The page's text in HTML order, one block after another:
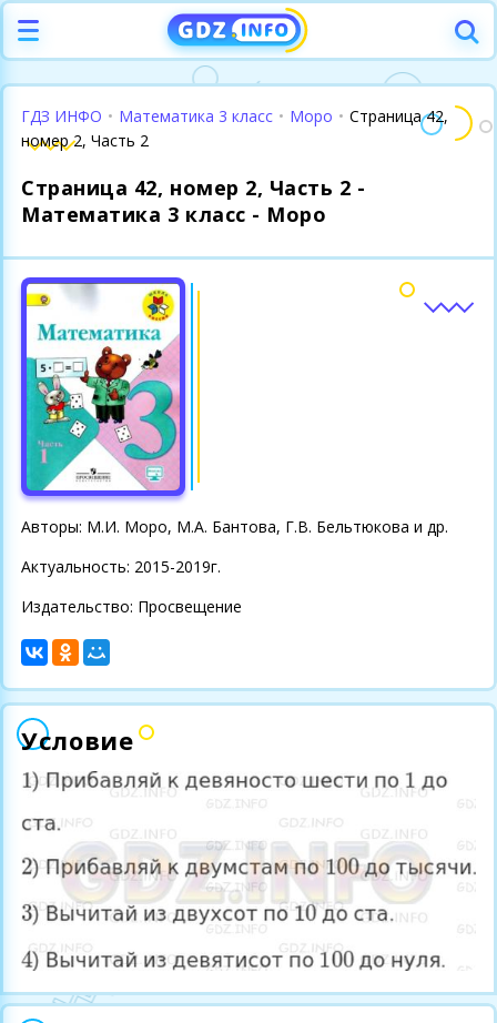
ГДЗ ИНФО • Математика 3 класс • Моро • Страница 42,
номер 2, Часть 2
Страница 42, номер 2, Часть 2 -
Математика 3 класс - Моро
Авторы: М.И. Моро, М.А. Бантова, Г.В. Бельтюкова и др.
Актуальность: 2015-2019г.
Издательство: Просвещение
Условие